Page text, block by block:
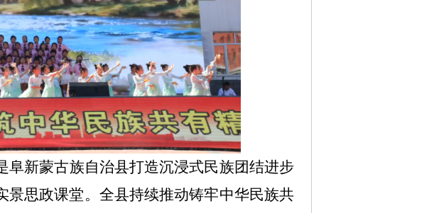
阜新蒙古族自治县打造沉浸式民族团结进步
思政课堂。全县持续推动铸牢中华民族共